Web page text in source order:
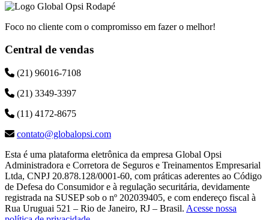
Foco no cliente com o compromisso em fazer o melhor!
Central de vendas
(21) 96016-7108
(21) 3349-3397
(11) 4172-8675
contato@globalopsi.com
Esta é uma plataforma eletrônica da empresa Global Opsi
Administradora e Corretora de Seguros e Treinamentos Empresarial
Ltda, CNPJ 20.878.128/0001-60, com práticas aderentes ao Código
de Defesa do Consumidor e à regulação securitária, devidamente
registrada na SUSEP sob o nº 202039405, e com endereço fiscal à
Rua Uruguai 521 – Rio de Janeiro, RJ – Brasil. Acesse nossa